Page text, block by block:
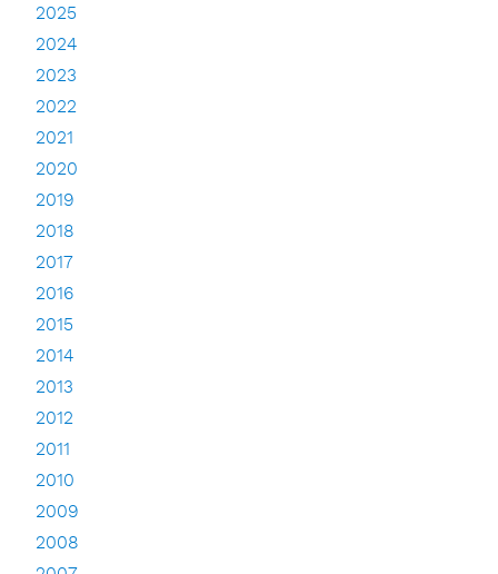
2025
2024
2023
2022
2021
2020
2019
2018
2017
2016
2015
2014
2013
2012
2011
2010
2009
2008